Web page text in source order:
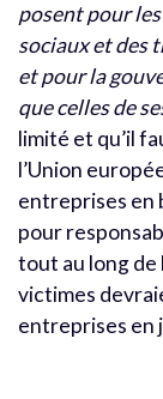
posent pour
sociaux et des
et pour la
que celles de
limité et qu’il
l’Union
entreprises en
pour
tout au long de
victimes
entreprises en